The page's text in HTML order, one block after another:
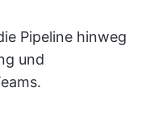
Pipeline hinweg
und